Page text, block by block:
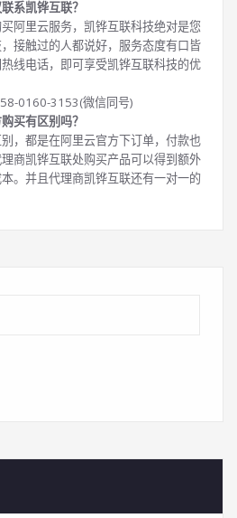
系凯铧互联？
阿里云服务，凯铧互联科技绝对是您
接触过的人都说好，服务态度有口皆
线电话，即可享受凯铧互联科技的优
0160-3153(微信同号)
买有区别吗？
，都是在阿里云官方下订单，付款也
商凯铧互联处购买产品可以得到额外
。并且代理商凯铧互联还有一对一的